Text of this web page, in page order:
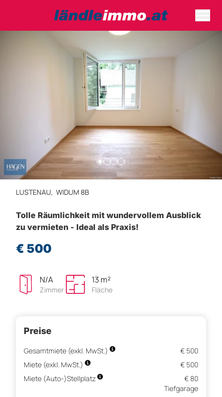
LUSTENAU, WIDUM 8B
Tolle Räumlichkeit mit wundervollem Ausblick
zu vermieten - Ideal als Praxis!
€ 500
N/A
Zimmer
13 m²
Fläche
Preise
Gesamtmiete (exkl. MwSt.)
€ 500
Miete (exkl. MwSt.)
€ 500
Miete (Auto-)Stellplatz
€ 80
Tiefgarage